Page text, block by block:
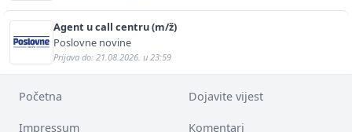
Agent u call centru (m/ž)
Poslovne novine
Prijava do: 21.08.2026. u 23:59
Početna Dojavite vijest
Impressum Komentari